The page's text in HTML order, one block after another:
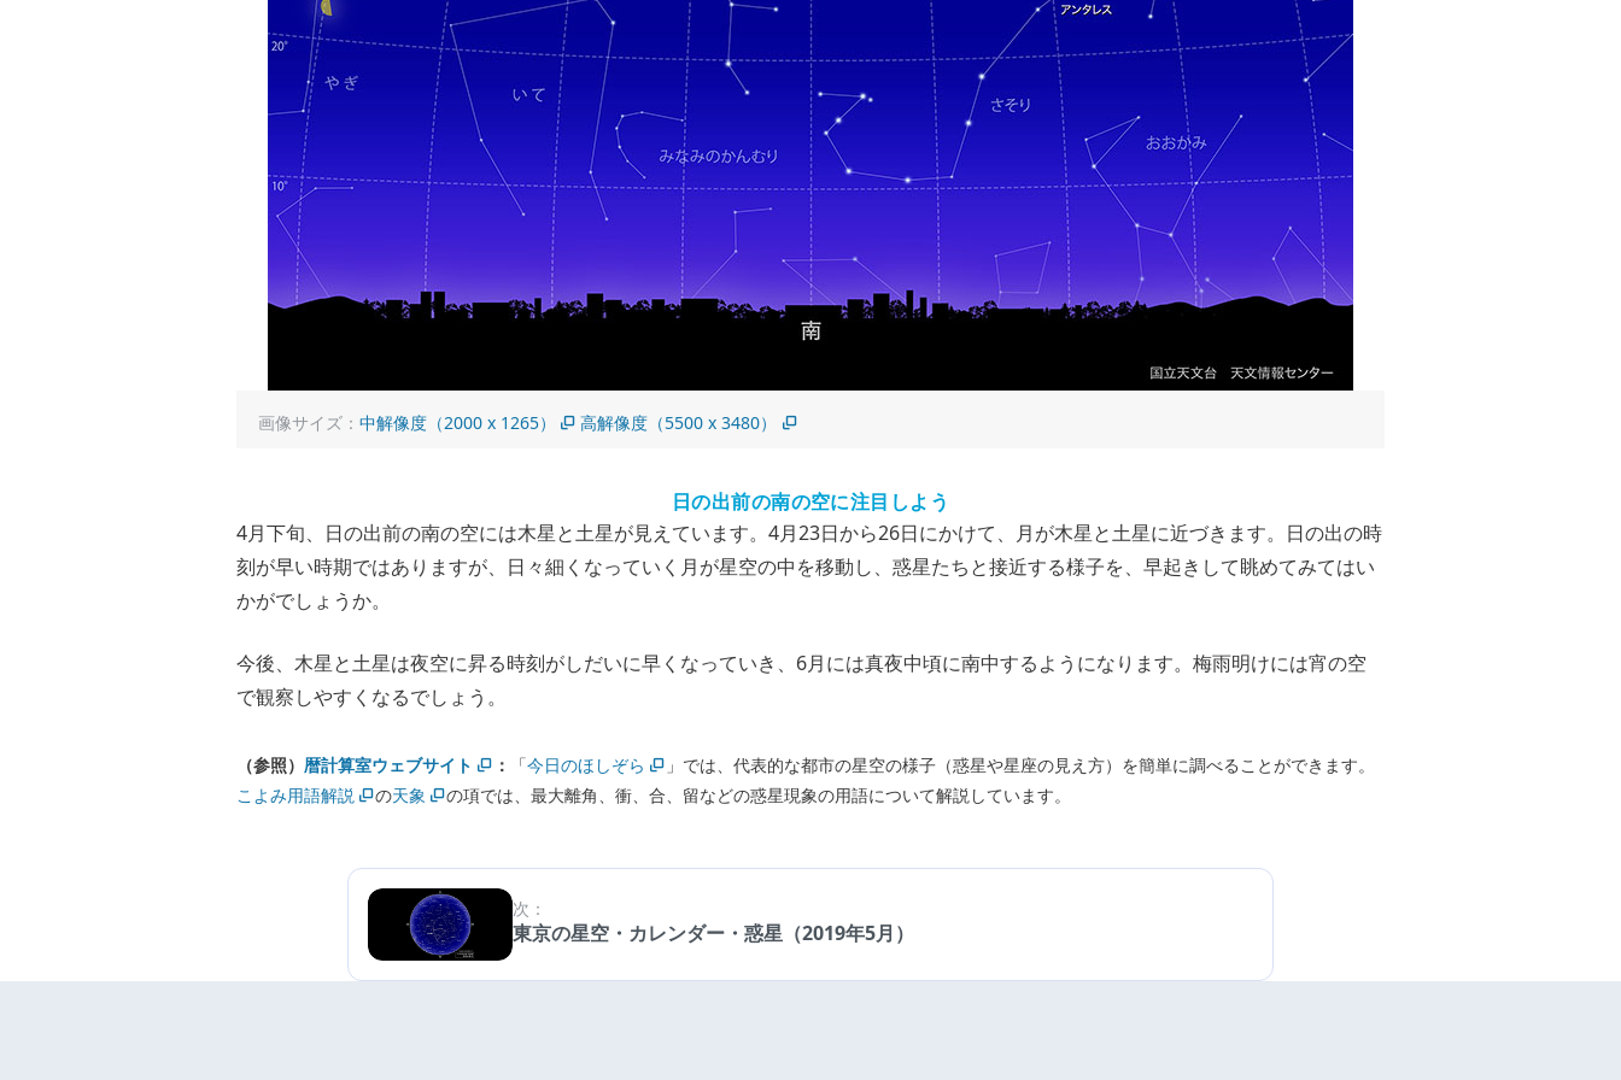
画像サイズ： 中解像度（2000 x 1265） 高解像度（5500 x 3480）
日の出前の南の空に注目しよう
4月下旬、日の出前の南の空には木星と土星が見えています。4月23日から26日にかけて、月が木星と土星に近づきます。日の出の時
刻が早い時期ではありますが、日々細くなっていく月が星空の中を移動し、惑星たちと接近する様子を、早起きして眺めてみてはい
かがでしょうか。
今後、木星と土星は夜空に昇る時刻がしだいに早くなっていき、6月には真夜中頃に南中するようになります。梅雨明けには宵の空
で観察しやすくなるでしょう。
（参照） 暦計算室ウェブサイト ： 「今日のほしぞら
」では、代表的な都市の星空の様子（惑星や星座の見え方）を簡単に調べることができます。
こよみ用語解説
の天象 の項では、最大離角、衝、合、留などの惑星現象の用語について解説しています。
次：
東京の星空・カレンダー・惑星（2019年5月）